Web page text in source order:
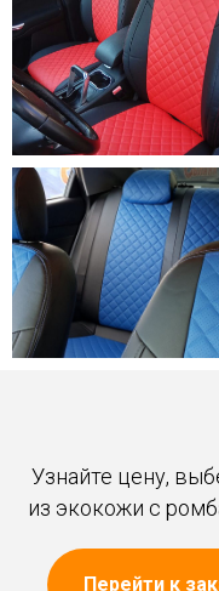
Узнайте цену,
из экокожи с
Перейти к